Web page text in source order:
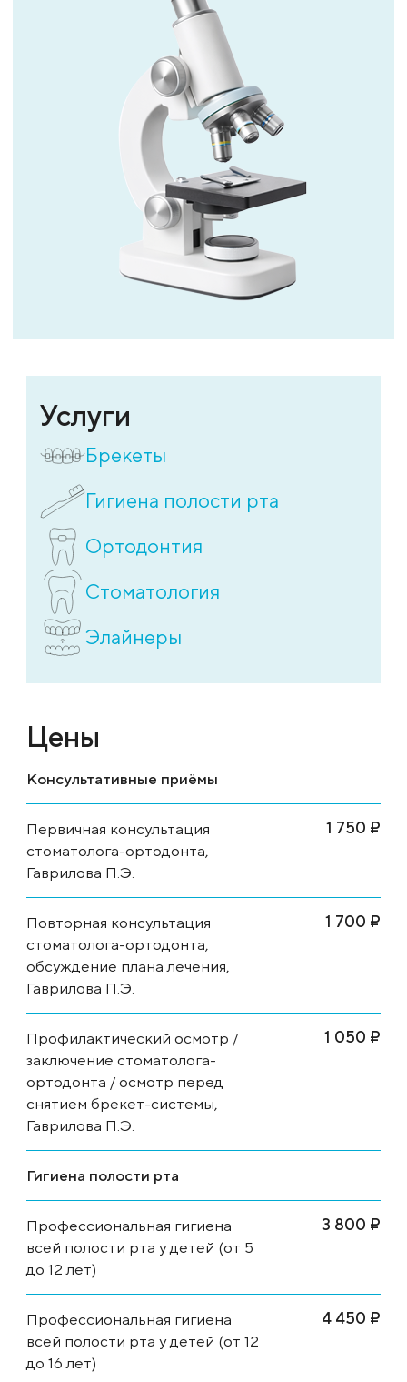
Услуги
Брекеты
Гигиена полости рта
Ортодонтия
Стоматология
Элайнеры
Цены
Консультативные приёмы
Первичная консультация
стоматолога-ортодонта,
Гаврилова П.Э.
1 750 ₽
Повторная консультация
стоматолога-ортодонта,
обсуждение плана лечения,
Гаврилова П.Э.
1 700 ₽
Профилактический осмотр /
заключение стоматолога-
ортодонта / осмотр перед
снятием брекет-системы,
Гаврилова П.Э.
1 050 ₽
Гигиена полости рта
Профессиональная гигиена
всей полости рта у детей (от 5
до 12 лет)
3 800 ₽
Профессиональная гигиена
всей полости рта у детей (от 12
до 16 лет)
4 450 ₽